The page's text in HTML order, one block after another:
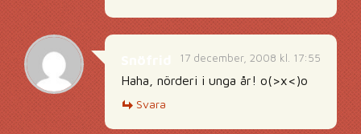
17 december, 2008 kl. 17:55
Haha, nörderi i unga år! o(>x<)o
Svara